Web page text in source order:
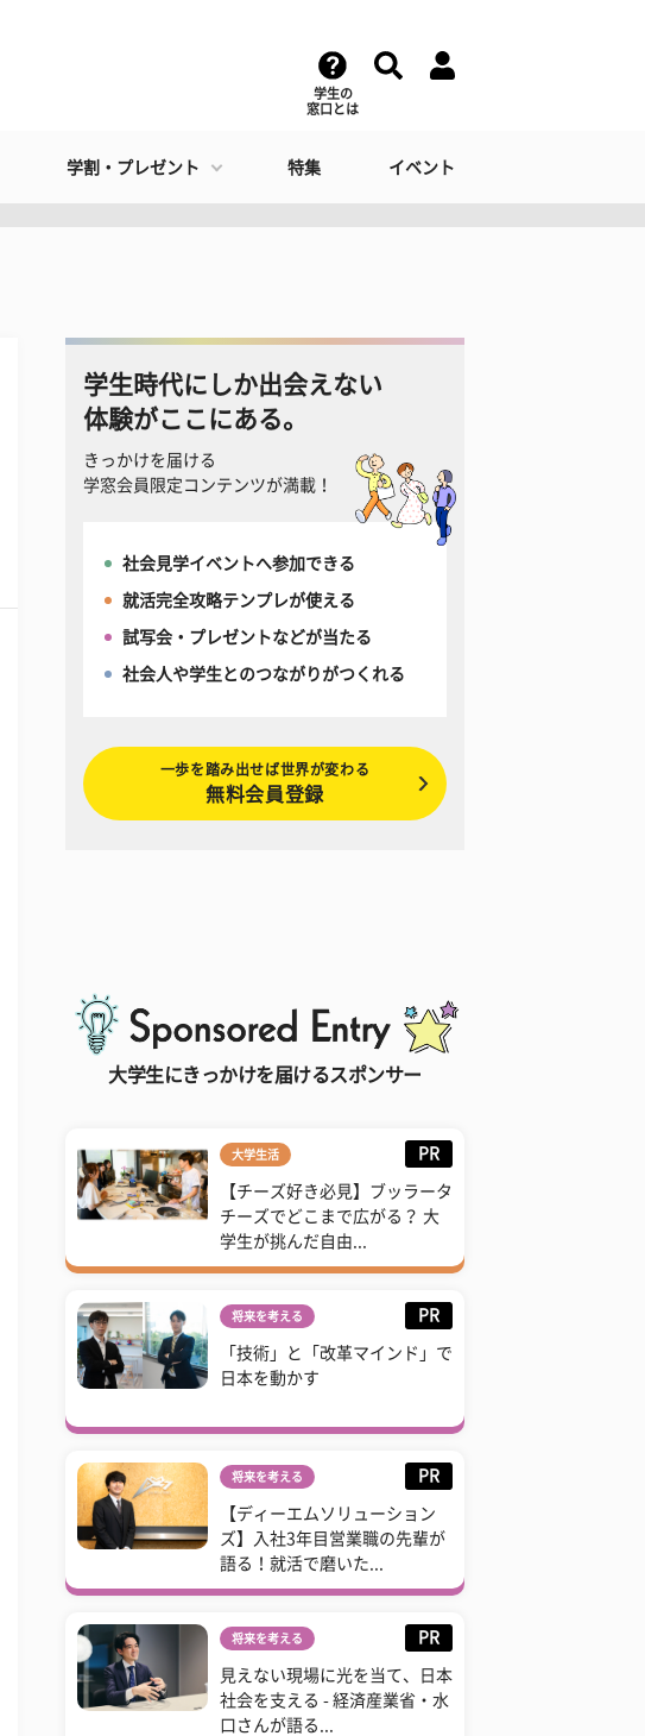
学生の
窓口とは
学割・プレゼント 特集 イベント
学生時代にしか出会えない
体験がここにある。
きっかけを届ける
学窓会員限定コンテンツが満載！
社会見学イベントへ参加できる
就活完全攻略テンプレが使える
試写会・プレゼントなどが当たる
社会人や学生とのつながりがつくれる
一歩を踏み出せば世界が変わる
無料会員登録
大学生にきっかけを届けるスポンサー
大学生活 PR
【チーズ好き必見】ブッラータ
チーズでどこまで広がる？ 大
学生が挑んだ自由...
将来を考える PR
「技術」と「改革マインド」で
日本を動かす
将来を考える PR
【ディーエムソリューション
ズ】入社3年目営業職の先輩が
語る！就活で磨いた...
将来を考える PR
見えない現場に光を当て、日本
社会を支える - 経済産業省・水
口さんが語る...